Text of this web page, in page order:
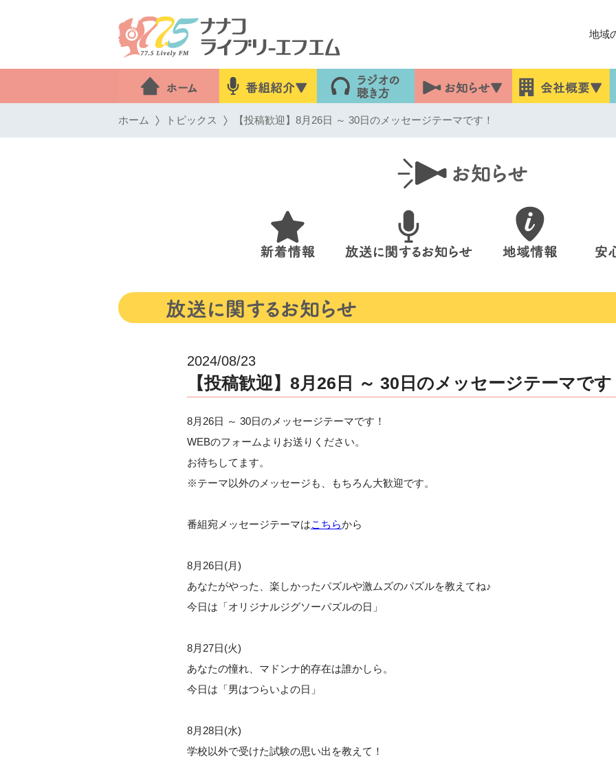
地域
ホーム トピックス 【投稿歓迎】8月26日 ～ 30日のメッセージテーマです！
2024/08/23
【投稿歓迎】8月26日 ～ 30日のメッセージテーマです
8月26日 ～ 30日のメッセージテーマです！
WEBのフォームよりお送りください。
お待ちしてます。
※テーマ以外のメッセージも、もちろん大歓迎です。
番組宛メッセージテーマはこちらから
8月26日(月)
あなたがやった、楽しかったパズルや激ムズのパズルを教えてね♪
今日は「オリジナルジグソーパズルの日」
8月27日(火)
あなたの憧れ、マドンナ的存在は誰かしら。
今日は「男はつらいよの日」
8月28日(水)
学校以外で受けた試験の思い出を教えて！